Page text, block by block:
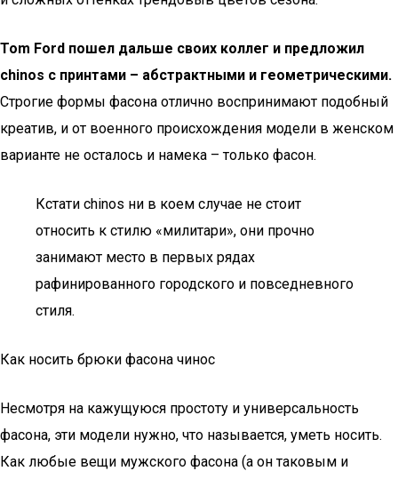
Tom Ford пошел дальше своих коллег и предложил
сhinos с принтами – абстрактными и геометрическими.
Строгие формы фасона отлично воспринимают подобный
креатив, и от военного происхождения модели в женском
варианте не осталось и намека – только фасон.
Кстати сhinos ни в коем случае не стоит
относить к стилю «милитари», они прочно
занимают место в первых рядах
рафинированного городского и повседневного
стиля.
Как носить брюки фасона чинос
Несмотря на кажущуюся простоту и универсальность
фасона, эти модели нужно, что называется, уметь носить.
Как любые вещи мужского фасона (а он таковым и